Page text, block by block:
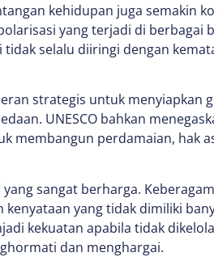
kehidupan juga semakin
yang terjadi di berbagai
selalu diiringi dengan
strategis untuk menyiapkan
UNESCO bahkan
membangun perdamaian, hak
sangat berharga.
yang tidak dimiliki
kekuatan apabila tidak
dan menghargai.